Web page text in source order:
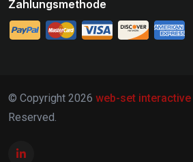
Zahlungsmethode
© Copyright 2026 web-set interactive
Reserved.